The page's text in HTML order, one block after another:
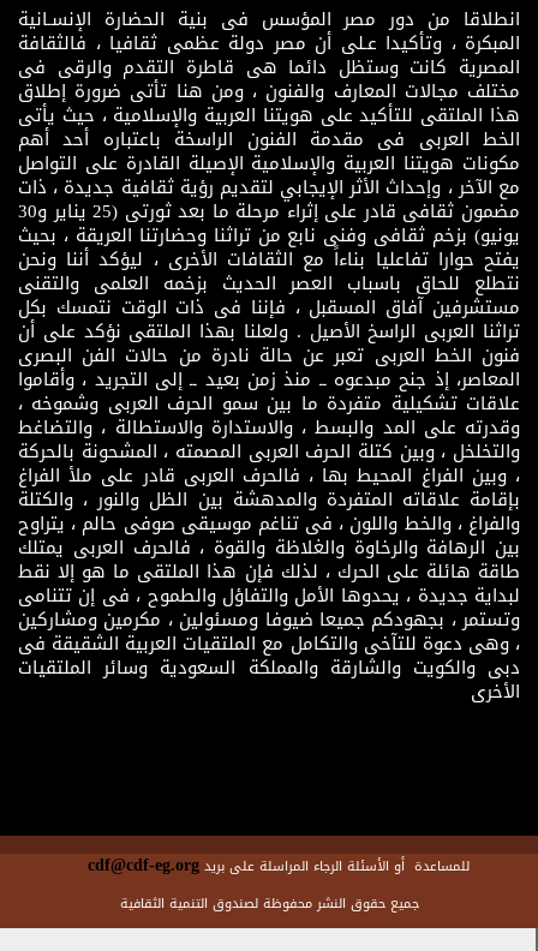
انطلاقا من دور مصر المؤسس فى بنية الحضارة الإنسـانية
المبكرة ، وتأكيدا عـلى أن مصر دولة عظمى ثقافيا ، فالثقافة
المصرية كانت وستظل دائما هى قاطرة التقدم والرقى فى
مختلف مجالات المعارف والفنون ، ومن هنا تأتى ضرورة إطلاق
هذا الملتقى للتأكيد على هويتنا العربية والإسلامية ، حيث يأتى
الخط العربى فى مقدمة الفنون الراسخة باعتباره أحد أهم
مكونات هويتنا العربية والإسلامية الإصيلة القادرة على التواصل
مع الآخر ، وإحداث الأثر الإيجابي لتقديم رؤية ثقافية جديدة ، ذات
مضمون ثقافى قادر على إثراء مرحلة ما بعد ثورتى (25 يناير و30
يونيو) بزخم ثقافى وفنى نابع من تراثنا وحضارتنا العريقة ، بحيث
يفتح حوارا تفاعليا بناءاً مع الثقافات الأخرى ، ليؤكد أننا ونحن
نتطلع للحاق باسباب العصر الحديث بزخمه العلمى والتقنى
مستشرفين آفاق المسقبل ، فإننا فى ذات الوقت نتمسك بكل
تراثنا العربى الراسخ الأصيل . ولعلنا بهذا الملتقى نؤكد على أن
فنون الخط العربى تعبر عن حالة نادرة من حالات الفن البصرى
المعاصر، إذ جنح مبدعوه ــ منذ زمن بعيد ــ إلى التجريد ، وأقاموا
علاقات تشكيلية متفردة ما بين سمو الحرف العربى وشموخه ،
وقدرته على المد والبسط ، والاستدارة والاستطالة ، والتضاغط
والتخلخل ، وبين كتلة الحرف العربى المصمته ، المشحونة بالحركة
، وبين الفراغ المحيط بها ، فالحرف العربى قادر على ملأ الفراغ
بإقامة علاقاته المتفردة والمدهشة بين الظل والنور ، والكتلة
والفراغ ، والخط واللون ، فى تناغم موسيقى صوفى حالم ، يتراوح
بين الرهافة والرخاوة والغلاظة والقوة ، فالحرف العربى يمتلك
طاقة هائلة على الحرك ، لذلك فإن هذا الملتقى ما هو إلا نقط
لبداية جديدة ، يحدوها الأمل والتفاؤل والطموح ، فى إن تتنامى
وتستمر ، بجهودكم جميعا ضيوفا ومسئولين ، مكرمين ومشاركين
، وهى دعوة للتآخى والتكامل مع الملتقيات العربية الشقيقة فى
دبى والكويت والشارقة والمملكة السعودية وسائر الملتقيات
الأخرى
للمساعدة أو الأسئلة الرجاء المراسلة على بريدcdf@cdf-eg.org
جميع حقوق النشر محفوظة لصندوق التنمية الثقافية